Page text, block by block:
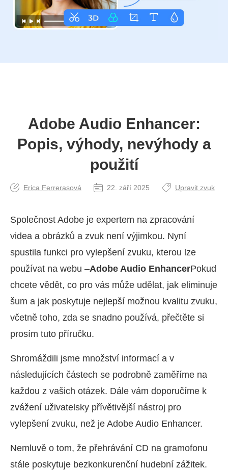
Adobe Audio Enhancer:
Popis, výhody, nevýhody a
použití
Erica Ferrerasová 22. září 2025 Upravit zvuk
Společnost Adobe je expertem na zpracování
videa a obrázků a zvuk není výjimkou. Nyní
spustila funkci pro vylepšení zvuku, kterou lze
používat na webu –Adobe Audio EnhancerPokud
chcete vědět, co pro vás může udělat, jak eliminuje
šum a jak poskytuje nejlepší možnou kvalitu zvuku,
včetně toho, zda se snadno používá, přečtěte si
prosím tuto příručku.
Shromáždili jsme množství informací a v
následujících částech se podrobně zaměříme na
každou z vašich otázek. Dále vám doporučíme k
zvážení uživatelsky přívětivější nástroj pro
vylepšení zvuku, než je Adobe Audio Enhancer.
Nemluvě o tom, že přehrávání CD na gramofonu
stále poskytuje bezkonkurenční hudební zážitek.